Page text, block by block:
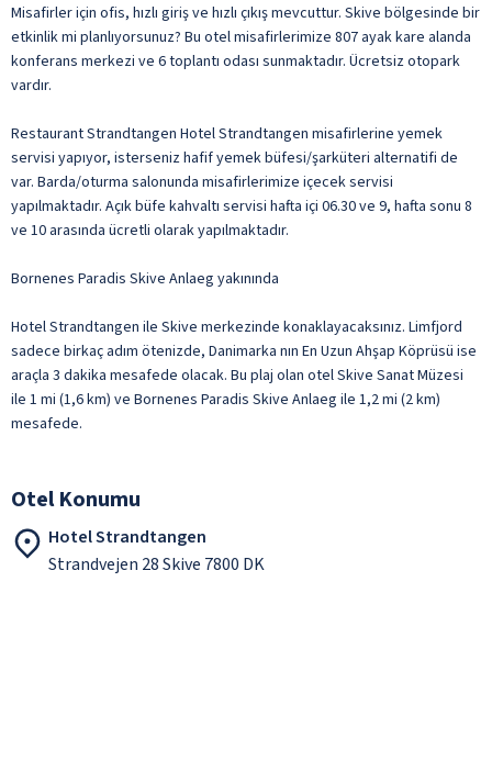
Misafirler için ofis, hızlı giriş ve hızlı çıkış mevcuttur. Skive bölgesinde bir
etkinlik mi planlıyorsunuz? Bu otel misafirlerimize 807 ayak kare alanda
konferans merkezi ve 6 toplantı odası sunmaktadır. Ücretsiz otopark
vardır.
Restaurant Strandtangen Hotel Strandtangen misafirlerine yemek
servisi yapıyor, isterseniz hafif yemek büfesi/şarküteri alternatifi de
var. Barda/oturma salonunda misafirlerimize içecek servisi
yapılmaktadır. Açık büfe kahvaltı servisi hafta içi 06.30 ve 9, hafta sonu 8
ve 10 arasında ücretli olarak yapılmaktadır.
Bornenes Paradis Skive Anlaeg yakınında
Hotel Strandtangen ile Skive merkezinde konaklayacaksınız. Limfjord
sadece birkaç adım ötenizde, Danimarka nın En Uzun Ahşap Köprüsü ise
araçla 3 dakika mesafede olacak. Bu plaj olan otel Skive Sanat Müzesi
ile 1 mi (1,6 km) ve Bornenes Paradis Skive Anlaeg ile 1,2 mi (2 km)
mesafede.
Otel Konumu
Hotel Strandtangen
Strandvejen 28 Skive 7800 DK